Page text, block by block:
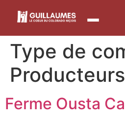
principal
Type de
Ferme Ousta